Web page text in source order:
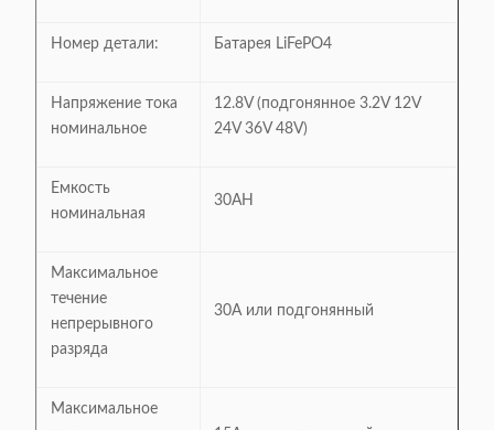
Номер детали: Батарея LiFePO4
Напряжение тока
номинальное
12.8V (подгонянное 3.2V 12V
24V 36V 48V)
Емкость
номинальная
30AH
Максимальное
течение
непрерывного
разряда
30A или подгонянный
Максимальное